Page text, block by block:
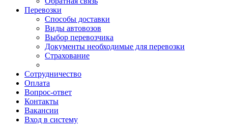
Перевозки
Способы доставки
Виды автовозов
Выбор перевозчика
Документы необходимые для перевозки
Страхование
Сотрудничество
Оплата
Вопрос-ответ
Контакты
Вакансии
Вход в систему